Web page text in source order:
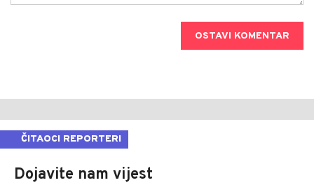
OSTAVI KOMENTAR
ČITAOCI REPORTERI
Dojavite nam vijest